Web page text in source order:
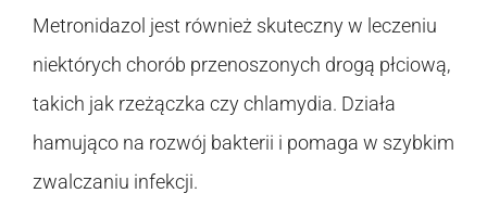
Metronidazol jest również skuteczny w leczeniu
niektórych chorób przenoszonych drogą płciową,
takich jak rzeżączka czy chlamydia. Działa
hamująco na rozwój bakterii i pomaga w szybkim
zwalczaniu infekcji.